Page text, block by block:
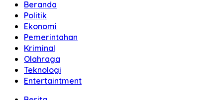
Beranda
Politik
Ekonomi
Pemerintahan
Kriminal
Olahraga
Teknologi
Entertaintment